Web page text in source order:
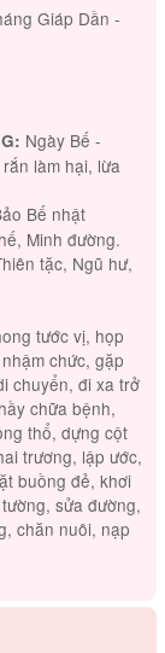
Giáp Dần -
Ngày Bế -
làm hại, lừa
Bế nhật
Minh đường.
tặc, Ngũ hư,
tước vị, họp
chức, gặp
chuyển, đi xa trở
chữa bệnh,
thổ, dựng cột
trương, lập ước,
buồng đẻ, khơi
sửa đường,
chăn nuôi, nạp